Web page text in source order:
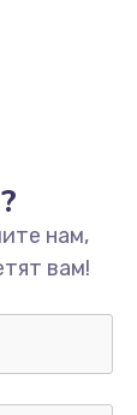
нам,
вам!